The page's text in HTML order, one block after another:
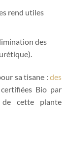
rend utiles
des
sa tisane : des
Bio par
de cette plante